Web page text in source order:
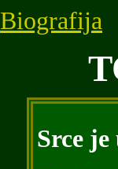
Biografija
Srce